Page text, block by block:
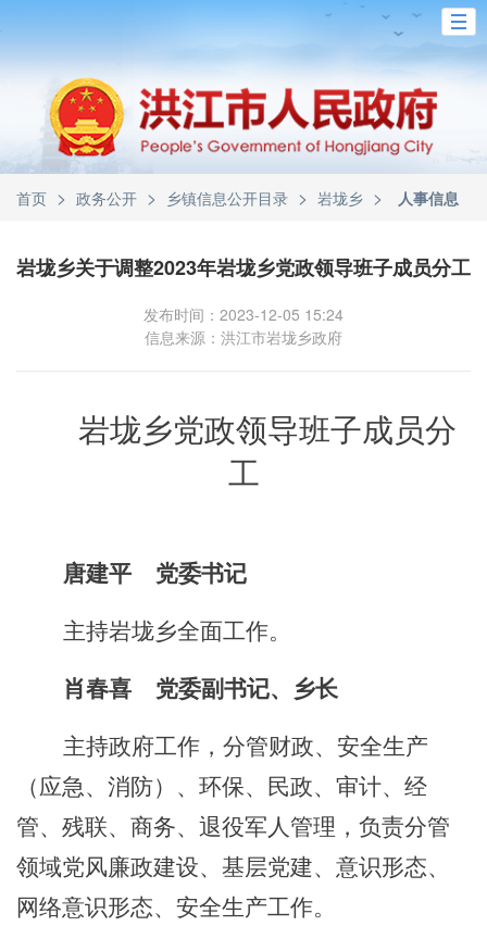
首页 > 政务公开 > 乡镇信息公开目录 > 岩垅乡 > 人事信息
岩垅乡关于调整2023年岩垅乡党政领导班子成员分工
发布时间：2023-12-05 15:24
信息来源：洪江市岩垅乡政府
岩垅乡党政领导班子成员分
工
唐建平 党委书记
主持岩垅乡全面工作。
肖春喜 党委副书记、 乡长
主持政府工作， 分管财政、安全生产
（应急、消防）、环保、
民政、审计、经
管、残联、 商务、 退役军人管理 ， 负责分管
领域党风廉政建设、 基层党建、意识形态、
网络意识形态、 安全生产工作。